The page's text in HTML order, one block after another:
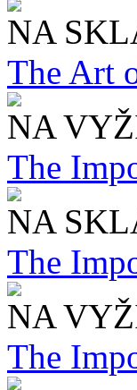
NA
The Art
NA
The
NA
The
NA
The